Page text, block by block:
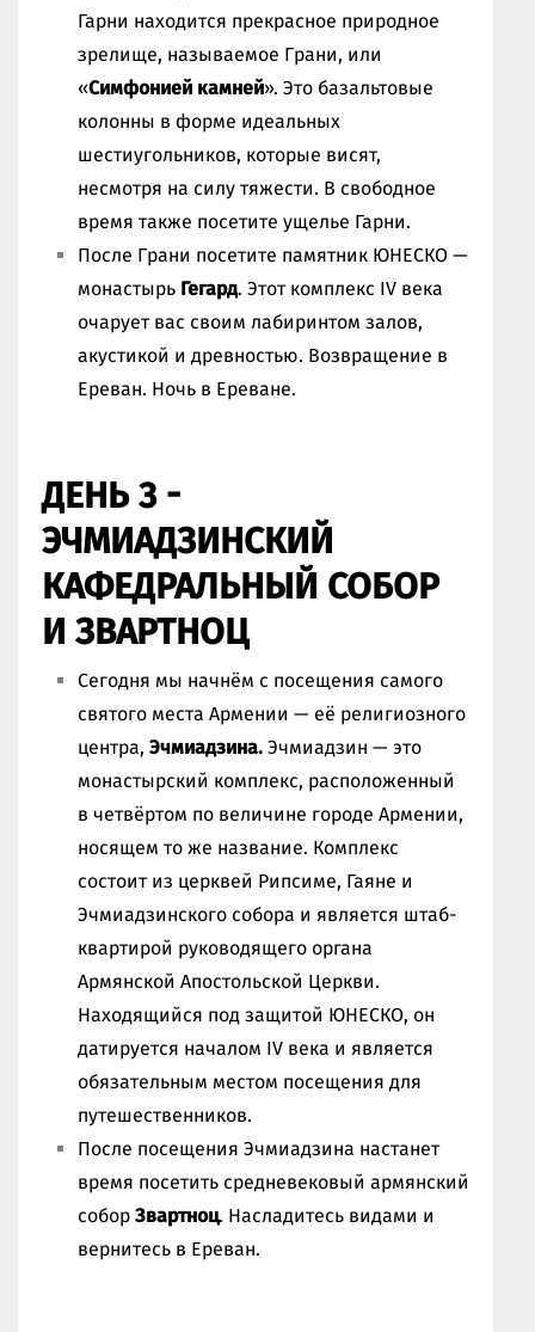
Гарни находится прекрасное природное
зрелище, называемое Грани, или
«Симфонией камней». Это базальтовые
колонны в форме идеальных
шестиугольников, которые висят,
несмотря на силу тяжести. В свободное
время также посетите ущелье Гарни.
После Грани посетите памятник ЮНЕСКО —
монастырь Гегард. Этот комплекс IV века
очарует вас своим лабиринтом залов,
акустикой и древностью. Возвращение в
Ереван. Ночь в Ереване.
ДЕНЬ 3 -
ЭЧМИАДЗИНСКИЙ
КАФЕДРАЛЬНЫЙ СОБОР
И ЗВАРТНОЦ
Сегодня мы начнём с посещения самого
святого места Армении — её религиозного
центра, Эчмиадзина. Эчмиадзин — это
монастырский комплекс, расположенный
в четвёртом по величине городе Армении,
носящем то же название. Комплекс
состоит из церквей Рипсиме, Гаяне и
Эчмиадзинского собора и является штаб-
квартирой руководящего органа
Армянской Апостольской Церкви.
Находящийся под защитой ЮНЕСКО, он
датируется началом IV века и является
обязательным местом посещения для
путешественников.
После посещения Эчмиадзина настанет
время посетить средневековый армянский
собор Звартноц. Насладитесь видами и
вернитесь в Ереван.